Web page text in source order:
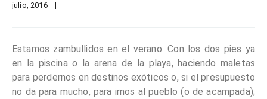
julio, 2016 |
Estamos zambullidos en el verano. Con los dos pies ya
en la piscina o la arena de la playa, haciendo maletas
para perdernos en destinos exóticos o, si el presupuesto
no da para mucho, para irnos al pueblo (o de acampada);